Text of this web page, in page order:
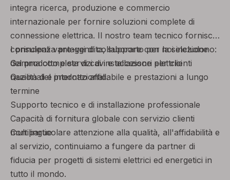
integra ricerca, produzione e commercio
internazionale per fornire soluzioni complete di
connessione elettrica. Il nostro team tecnico fornisce
consulenza pre-vendita, supporto per la selezione
del prodotto e servizi di installazione per clienti
nazionali e internazionali.
I principali vantaggi di collaborare con noi includono:
Gamma completa di cavi e accessori elettrici
Qualità del prodotto affidabile e prestazioni a lungo
termine
Supporto tecnico e di installazione professionale
Capacità di fornitura globale con servizio clienti
multilingue
Con particolare attenzione alla qualità, all'affidabilità e
al servizio, continuiamo a fungere da partner di
fiducia per progetti di sistemi elettrici ed energetici in
tutto il mondo.